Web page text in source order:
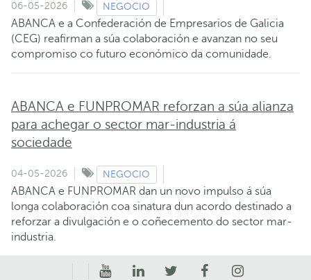
06-05-2026 NEGOCIO
ABANCA e a Confederación de Empresarios de Galicia
(CEG) reafirman a súa colaboración e avanzan no seu
compromiso co futuro económico da comunidade.
ABANCA e FUNPROMAR reforzan a súa alianza
para achegar o sector mar-industria á
sociedade
04-05-2026 NEGOCIO
ABANCA e FUNPROMAR dan un novo impulso á súa
longa colaboración coa sinatura dun acordo destinado a
reforzar a divulgación e o coñecemento do sector mar-
industria.